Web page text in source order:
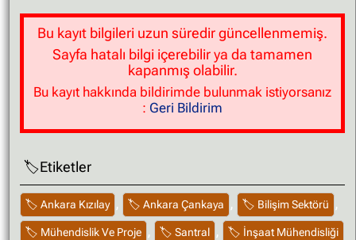
Bu kayıt bilgileri uzun süredir güncellenmemiş.
Sayfa hatalı bilgi içerebilir ya da tamamen
kapanmış olabilir.
Bu kayıt hakkında bildirimde bulunmak istiyorsanız
: Geri Bildirim
Etiketler
Ankara Kızılay , Ankara Çankaya , Bilişim Sektörü ,
Mühendislik Ve Proje , Santral , İnşaat Mühendisliği